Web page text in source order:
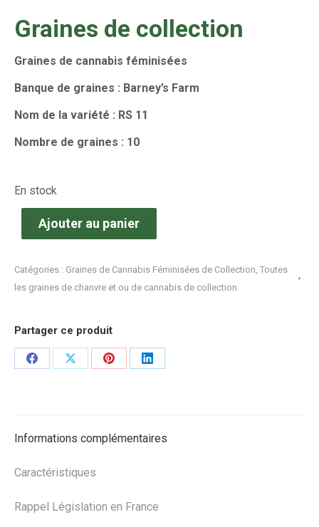
Graines de collection
Graines de cannabis féminisées
Banque de graines : Barney’s Farm
Nom de la variété : RS 11
Nombre de graines : 10
En stock
Ajouter au panier
Catégories : Graines de Cannabis Féminisées de Collection Toutes
les graines de chanvre et ou de cannabis de collection
Partager ce produit
Share
Share
Share
Share
Informations complémentaires
Caractéristiques
Rappel Législation en France